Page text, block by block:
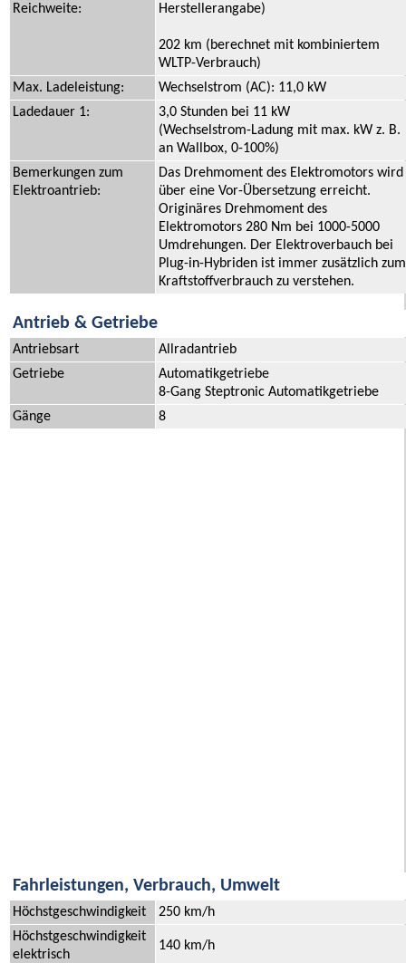
Reichweite:
Herstellerangabe)
202 km (berechnet mit kombiniertem
WLTP-Verbrauch)
Max. Ladeleistung:
Wechselstrom (AC): 11,0 kW
Ladedauer 1:
3,0 Stunden bei 11 kW
(Wechselstrom-Ladung mit max. kW z. B.
an Wallbox, 0-100%)
Bemerkungen zum
Elektroantrieb:
Das Drehmoment des Elektromotors wird
über eine Vor-Übersetzung erreicht.
Originäres Drehmoment des
Elektromotors 280 Nm bei 1000-5000
Umdrehungen. Der Elektroverbauch bei
Plug-in-Hybriden ist immer zusätzlich zum
Kraftstoffverbrauch zu verstehen.
Antrieb & Getriebe
Antriebsart
Allradantrieb
Getriebe
Automatikgetriebe
8-Gang Steptronic Automatikgetriebe
Gänge
8
Fahrleistungen, Verbrauch, Umwelt
Höchstgeschwindigkeit
250 km/h
Höchstgeschwindigkeit
elektrisch
140 km/h